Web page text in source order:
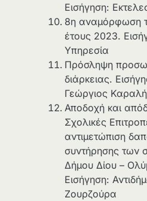
Εισήγηση:
8η αναμόρφωση
έτους 2023.
Υπηρεσία
Πρόσληψη
διάρκειας.
Γεώργιος
Αποδοχή και
Σχολικές
αντιμετώπιση
συντήρησης των
Δήμου Δίου –
Εισήγηση:
Ζουρζούρα